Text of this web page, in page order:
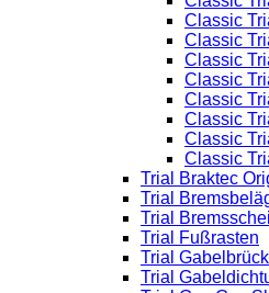
Classic
Classic
Classic
Classic
Classic
Classic
Classic
Classic
Trial Braktec
Trial
Trial
Trial Fußrasten
Trial
Trial